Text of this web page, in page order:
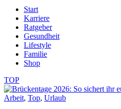
Start
Karriere
Ratgeber
Gesundheit
Lifestyle
Familie
Shop
TOP
Arbeit, Top, Urlaub